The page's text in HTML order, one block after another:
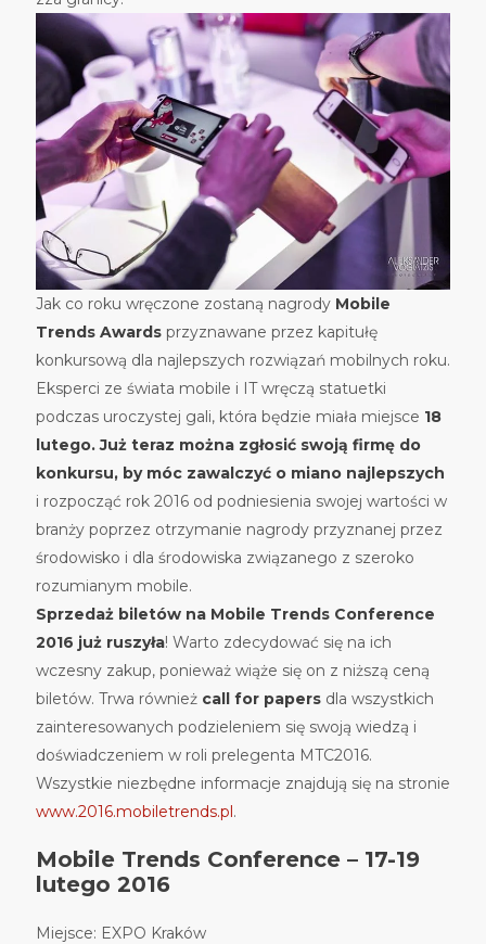
Jak co roku wręczone zostaną nagrody Mobile
Trends Awards przyznawane przez kapitułę
konkursową dla najlepszych rozwiązań mobilnych roku.
Eksperci ze świata mobile i IT wręczą statuetki
podczas uroczystej gali, która będzie miała miejsce 18
lutego. Już teraz można zgłosić swoją firmę do
konkursu, by móc zawalczyć o miano najlepszych
i rozpocząć rok 2016 od podniesienia swojej wartości w
branży poprzez otrzymanie nagrody przyznanej przez
środowisko i dla środowiska związanego z szeroko
rozumianym mobile.
Sprzedaż biletów na Mobile Trends Conference
2016 już ruszyła! Warto zdecydować się na ich
wczesny zakup, ponieważ wiąże się on z niższą ceną
biletów. Trwa również call for papers dla wszystkich
zainteresowanych podzieleniem się swoją wiedzą i
doświadczeniem w roli prelegenta MTC2016.
Wszystkie niezbędne informacje znajdują się na stronie
www.2016.mobiletrends.pl.
Mobile Trends Conference – 17-19
lutego 2016
Miejsce: EXPO Kraków